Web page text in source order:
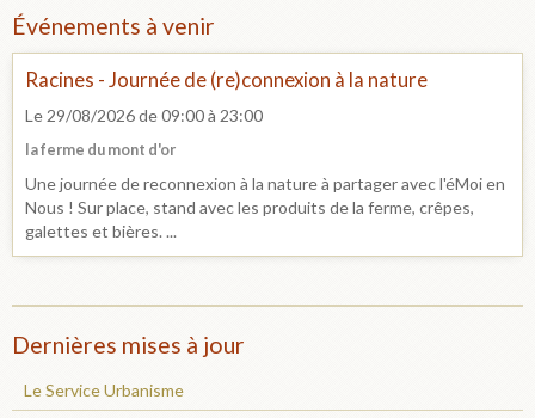
Événements à venir
Racines - Journée de (re)connexion à la nature
Le 29/08/2026de 09:00à 23:00
la ferme du mont d'or
Une journée de reconnexion à la nature à partager avec l'éMoi en
Nous ! Sur place, stand avec les produits de la ferme, crêpes,
galettes et bières. ...
Dernières mises à jour
Le Service Urbanisme